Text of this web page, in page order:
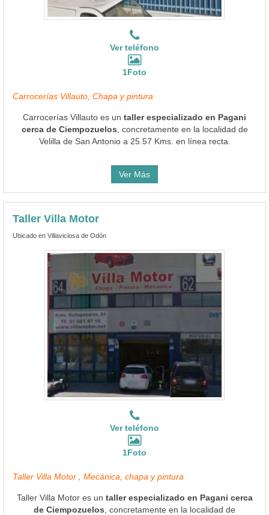
Ver teléfono
1Foto
Carrocerías Villauto, Chapa y pintura
Carrocerías Villauto es un taller especializado en Pagani
cerca de Ciempozuelos , concretamente en la localidad de
Velilla de San Antonio a 25.57 Kms. en línea recta.
Ver Más
Taller Villa Motor
Ubicado en Villaviciosa de Odón
Ver teléfono
1Foto
Taller Villa Motor , Mecánica, chapa y pintura
Taller Villa Motor es un taller especializado en Pagani cerca
de Ciempozuelos , concretamente en la localidad de